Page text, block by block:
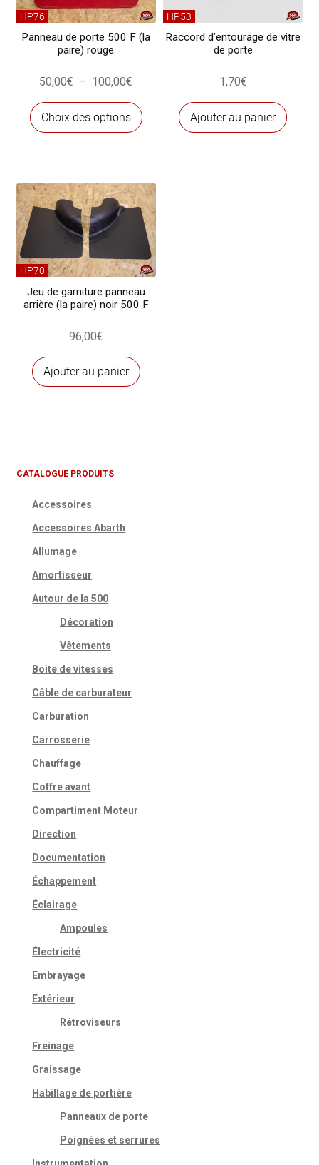
HP76
Panneau de porte 500 F (la
paire) rouge
50,00€ – 100,00€
prix :
50,00€
Choix des options
Ce
variations.
Les
options
peuvent
être
choisies
sur
la
HP53
Raccord d’entourage de vitre
de porte
1,70€
Ajouter au panier
HP70
Jeu de garniture panneau
arrière (la paire) noir 500 F
96,00€
Ajouter au panier
CATALOGUE PRODUITS
Accessoires
Accessoires Abarth
Allumage
Amortisseur
Autour de la 500
Décoration
Vêtements
Boite de vitesses
Câble de carburateur
Carburation
Carrosserie
Chauffage
Coffre avant
Compartiment Moteur
Direction
Documentation
Échappement
Éclairage
Ampoules
Électricité
Embrayage
Extérieur
Rétroviseurs
Freinage
Graissage
Habillage de portière
Panneaux de porte
Poignées et serrures